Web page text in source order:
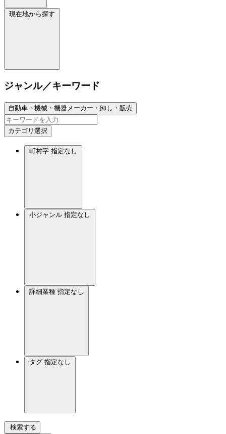
現在地から探す
ジャンル／キーワード
自動車・機械・機器メーカー・卸し・販売
カテゴリ選択
町村字 指定なし
小ジャンル 指定なし
詳細業種 指定なし
タグ 指定なし
検索する